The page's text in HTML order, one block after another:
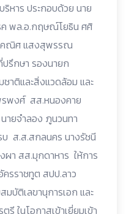
หาร ประกอบด้วย นาย
ค พล.อ.กฤษณ์โยธิน ศศิ
ณิศ แสงสุพรรณ
รึกษา รองนายก
าติและสิ่งแวดล้อม และ
รพงศ์ สส.หนองคาย
ายจำลอง ภูนวนทา
ส.ส.สกลนคร นางรัชนี
ผา สส.มุกดาหาร ให้การ
รราชทูต สปป.ลาว
มบัติเลขานุการเอก และ
รี ในโอกาสเข้าเยี่ยมเข้า